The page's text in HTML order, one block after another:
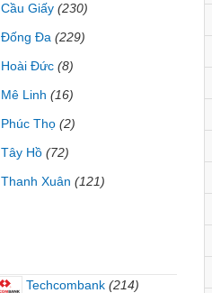
Cầu Giấy (230)
Đống Đa (229)
Hoài Đức (8)
Mê Linh (16)
Phúc Thọ (2)
Tây Hồ (72)
Thanh Xuân (121)
Techcombank (214)